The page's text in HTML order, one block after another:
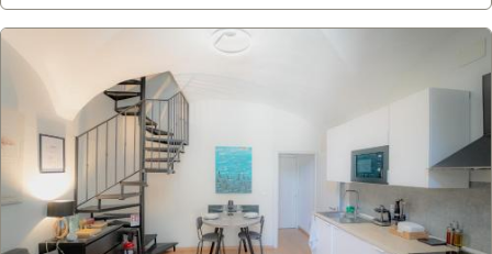
196 € Mostra